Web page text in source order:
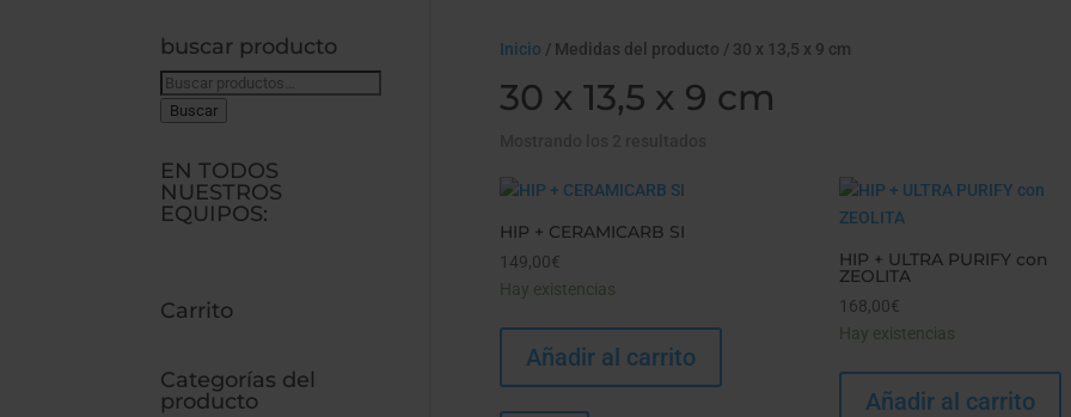
Inicio / Medidas del producto / 30 x 13,5 x 9 cm
30 x 13,5 x 9 cm
HIP + CERAMICARB SI
149,00€
Hay existencias
Añadir al carrito
HIP + ULTRA PURIFY con
ZEOLITA
168,00€
Hay existencias
Añadir al carrito
buscar producto
Buscar
por:
Buscar
EN TODOS
NUESTROS
EQUIPOS:
Carrito
Categorías del
producto